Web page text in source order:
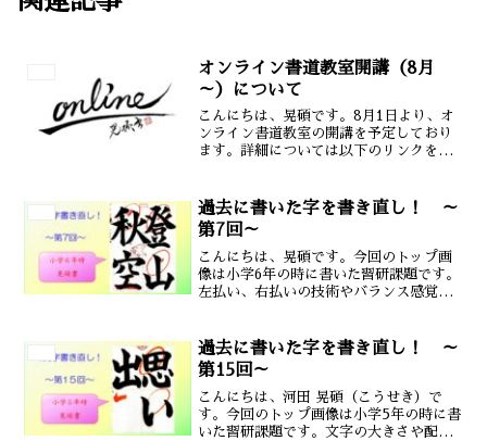
オンライン書道教室開講（8月
～）について
こんにちは、晃碩です。8月1日より、オ
ンライン書道教室の開講を予定しており
ます。詳細については以下のリンクを参
お問い合わせ下さい(^-^)現在スタコレで
幼児・小学生を対...
過去に書いた字を書き直し！ ～
第7回～
こんにちは、晃碩です。今回のトップ画
像は小学6年の時に書いた習研課題です。
左払い、右払いの技術やバランス感覚が
字を確認します。マスが縦長なので、こ
の中に収めるのはかなり大...
過去に書いた字を書き直し！ ～
第15回～
こんにちは、河田 晃碩（こうせき）で
す。今回のトップ画像は小学5年の時に書
いた習研課題です。文字の大きさや配置